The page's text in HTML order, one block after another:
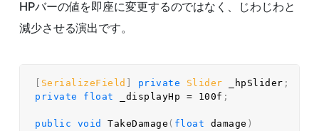
HPバーの値を即座に変更するのではなく、じわじわと
減少させる演出です。
SerializeField private Slider _hpSlider ;
private
float _displayHp = 100f ;
public void TakeDamage ( float damage )